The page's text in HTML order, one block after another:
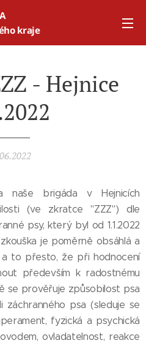
kraje
- Hejnice
naše brigáda v Hejnicích
(ve zkratce "ZZZ") dle
psy, který byl od 1.1.2022
je poměrně obsáhlá a
a to přesto, že při hodnocení
především k radostnému
se prověřuje způsobilost psa
záchranného psa (sleduje se
fyzická a psychická
ovladatelnost, reakce